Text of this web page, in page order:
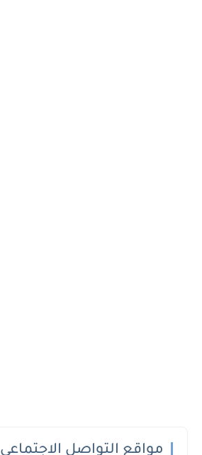
مواقع التواصل الاجتماعي